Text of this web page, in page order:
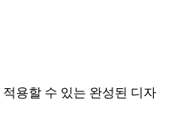
용할 수 있는 완성된 디자